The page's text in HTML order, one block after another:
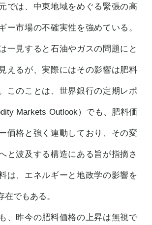
では、中東地域をめぐる緊張の高
ー市場の不確実性を強めている。
一見すると石油やガスの問題にと
えるが、実際にはその影響は肥料
このことは、世界銀行の定期レポ
Markets Outlook）でも、肥料価
価格と強く連動しており、その変
と波及する構造にある旨が指摘さ
は、エネルギーと地政学の影響を
在でもある。
、昨今の肥料価格の上昇は無視で